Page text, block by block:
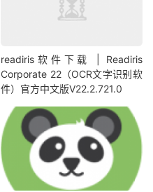
readiris软件下载 | Readiris
Corporate 22（OCR文字识别软
件）官方中文版V22.2.721.0